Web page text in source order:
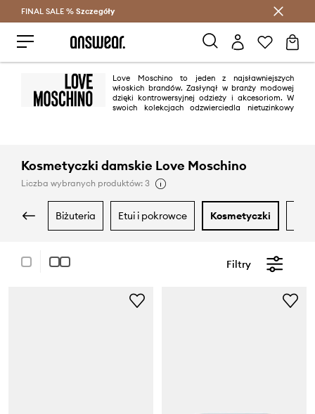
Oszczędzaj z Answear Club >
FINAL SALE % Szczegóły
Love Moschino to jeden z najsławniejszych
włoskich brandów. Zasłynął w branży modowej
dzięki kontrowersyjnej odzieży i akcesoriom. W
swoich kolekcjach odzwierciedla nietuzinkowy
Kosmetyczki damskie Love Moschino
Liczba wybranych produktów: 3
biżuteria etui i pokrowce kosmetyczki
Filtry